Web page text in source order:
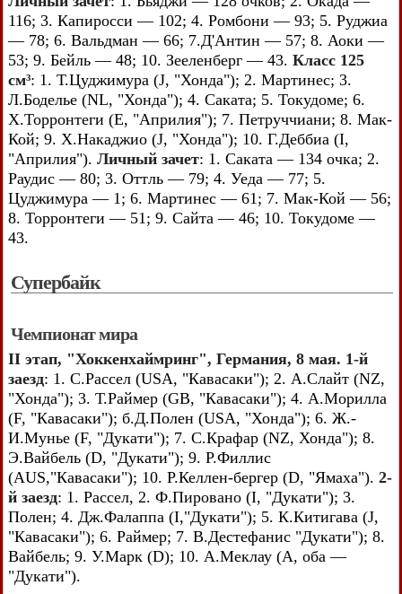
116; 3. Капиросси — 102; 4. Ромбони — 93; 5. Руджиа
— 78; 6. Вальдман — 66; 7.Д'Антин — 57; 8. Аоки —
53; 9. Бейль — 48; 10. Зееленберг — 43. Класс 125
см³: 1. Т.Цуджимура (J, "Хонда"); 2. Мартинес; 3.
Л.Боделье (NL, "Хонда"); 4. Саката; 5. Токудоме; 6.
Х.Торронтеги (E, "Априлия"); 7. Петруччиани; 8. Мак-
Кой; 9. Х.Накаджио (J, "Хонда"); 10. Г.Деббиа (I,
"Априлия"). Личный зачет: 1. Саката — 134 очка; 2.
Раудис — 80; 3. Оттль — 79; 4. Уеда — 77; 5.
Цуджимура — 1; 6. Мартинес — 61; 7. Мак-Кой — 56;
8. Торронтеги — 51; 9. Сайта — 46; 10. Токудоме —
43.
Супербайк
Чемпионат мира
II этап, "Хоккенхаймринг", Германия, 8 мая. 1-й
заезд: 1. С.Рассел (USA, "Кавасаки"); 2. А.Слайт (NZ,
"Хонда"); 3. Т.Раймер (GB, "Кавасаки"); 4. А.Морилла
(F, "Кавасаки"); б.Д.Полен (USA, "Хонда"); 6. Ж.-
И.Мунье (F, "Дукати"); 7. С.Крафар (NZ, Хонда"); 8.
Э.Вайбель (D, "Дукати"); 9. Р.Филлис
(AUS,"Кавасаки"); 10. Р.Келлен-бергер (D, "Ямаха"). 2-
й заезд: 1. Рассел, 2. Ф.Пировано (I, "Дукати"); 3.
Полен; 4. Дж.Фалаппа (I,"Дукати"); 5. К.Китигава (J,
"Кавасаки"); 6. Раймер; 7. В.Дестефанис "Дукати"); 8.
Вайбель; 9. У.Марк (D); 10. А.Меклау (А, оба —
"Дукати").